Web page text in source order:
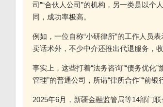
司”“合伙人公司”的机构，另一类是以
同，成功率极高。
例如，一位自称“小研律所”的工作人员
卖话术外，不少中介还推出代退服务，
事实上，这些打着“法务咨询”“债务优化
管理”的普通公司，所谓“律所合作”“前
2025年6月，新疆金融监管局等14部门